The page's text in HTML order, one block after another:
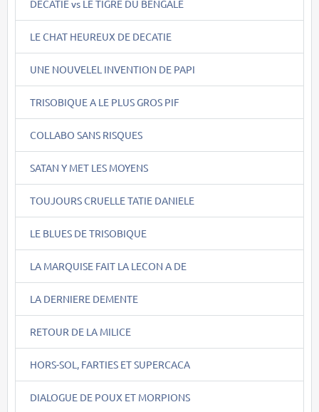
DECATIE vs LE TIGRE DU BENGALE
LE CHAT HEUREUX DE DECATIE
UNE NOUVELEL INVENTION DE PAPI
TRISOBIQUE A LE PLUS GROS PIF
COLLABO SANS RISQUES
SATAN Y MET LES MOYENS
TOUJOURS CRUELLE TATIE DANIELE
LE BLUES DE TRISOBIQUE
LA MARQUISE FAIT LA LECON A DE
LA DERNIERE DEMENTE
RETOUR DE LA MILICE
HORS-SOL, FARTIES ET SUPERCACA
DIALOGUE DE POUX ET MORPIONS